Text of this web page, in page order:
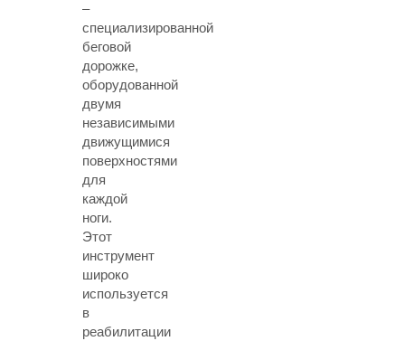
–
специализированной
беговой
дорожке,
оборудованной
двумя
независимыми
движущимися
поверхностями
для
каждой
ноги.
Этот
инструмент
широко
используется
в
реабилитации